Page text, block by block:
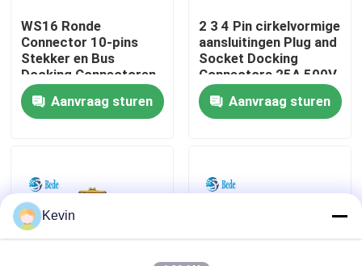
Neem contact met ons op
Nieuws
Vraag een offerte
WS16 Ronde
Connector 10-pins
Stekker en Bus
Docking Connectoren
7~10 Pins 5A 400V
Aanvraag sturen
2 3 4 Pin cirkelvormige
aansluitingen Plug and
Socket Docking
Connectors 25A 500V
Aanvraag sturen
Kevin